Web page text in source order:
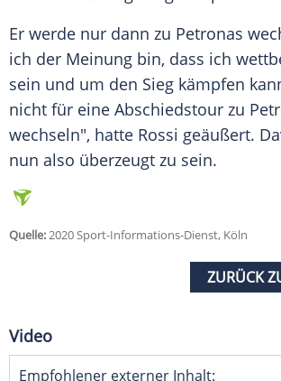
Er werde nur dann zu Petronas
ich der Meinung bin, dass ich
sein und um den Sieg kämpfen
nicht für eine Abschiedstour zu
wechseln", hatte Rossi geäußert.
nun also überzeugt zu sein.
Quelle:2020 Sport-Informations-Dienst, Köln
ZURÜCK
Video
Empfohlener externer Inhalt: